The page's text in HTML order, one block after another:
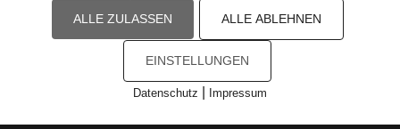
Impressum
Datenschutz
ALLE ZULASSEN ALLE ABLEHNEN
EINSTELLUNGEN
Datenschutz Impressum